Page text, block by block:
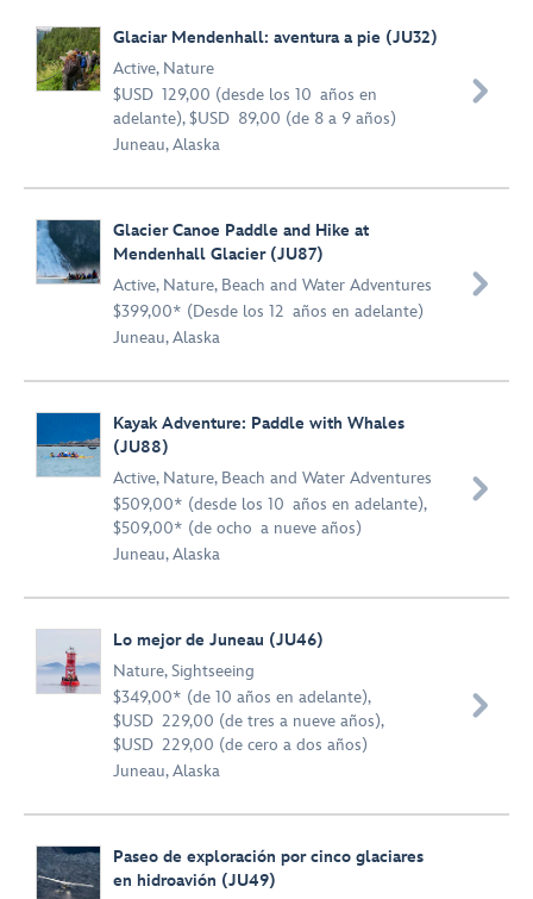
Glaciar Mendenhall: aventura a pie (JU32)
Active, Nature
$USD 129,00 (desde los 10 años en
adelante), $USD 89,00 (de 8 a 9 años)
Juneau, Alaska

Glacier Canoe Paddle and Hike at
Mendenhall Glacier (JU87)
Active, Nature, Beach and Water Adventures
$399,00* (Desde los 12 años en adelante)
Juneau, Alaska

Kayak Adventure: Paddle with Whales
(JU88)
Active, Nature, Beach and Water Adventures
$509,00* (desde los 10 años en adelante),
$509,00* (de ocho a nueve años)
Juneau, Alaska

Lo mejor de Juneau (JU46)
Nature,Sightseeing
$349,00* (de 10 años en adelante),
$USD 229,00 (de tres a nueve años),
$USD 229,00 (de cero a dos años)
Juneau, Alaska

Paseo de exploración por cinco glaciares
en hidroavión (JU49)